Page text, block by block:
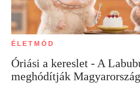
ÉLETMÓD
Óriási a kereslet - A
meghódítják